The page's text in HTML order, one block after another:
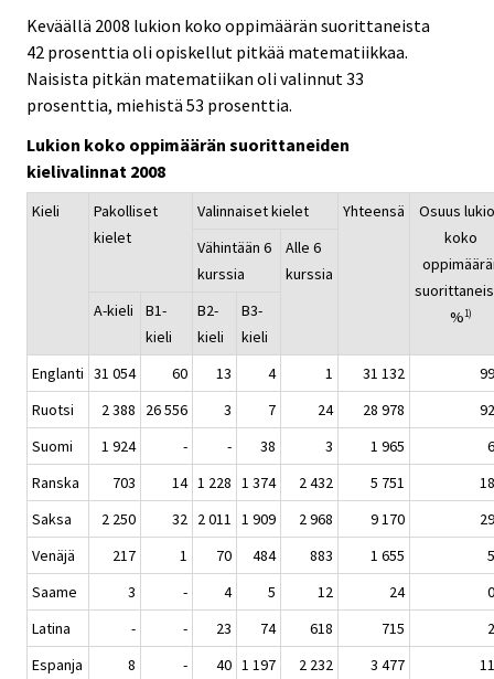
Keväällä 2008 lukion koko oppimäärän suorittaneista
42 prosenttia oli opiskellut pitkää matematiikkaa.
Naisista pitkän matematiikan oli valinnut 33
prosenttia, miehistä 53 prosenttia.
Lukion koko oppimäärän suorittaneiden
kielivalinnat 2008
Kieli
Pakolliset
kielet
Valinnaiset kielet Yhteensä
Osuus
koko
%1)
Vähintään 6
kurssia
Alle 6
kurssia
A-kieli
B1-
kieli
B2-
kieli
B3-
kieli
Englanti 31 054 60 13 4 1 31 132
Ruotsi
2 388 26 556 3 7 24 28 978
Suomi
1 924 - - 38 3 1 965
Ranska
703 14 1 228 1 374 2 432 5 751
Saksa
2 250 32 2 011 1 909 2 968 9 170
Venäjä
217 1 70 484 883 1 655
Saame
3 - 4 5 12 24
Latina
- - 23 74 618 715
Espanja
8 - 40 1 197 2 232 3 477